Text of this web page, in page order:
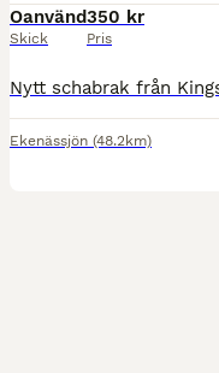
Oanvänd
Skick
350 kr
Pris
Ekenässjön (48.2km)